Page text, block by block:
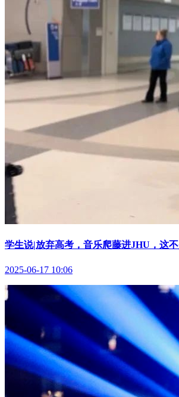
学生说|放弃高考，音乐爬藤进JHU，这
2025-06-17 10:06